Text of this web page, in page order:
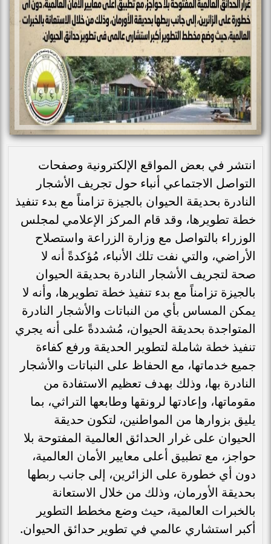
انتشر في بعض المواقع الإلكترونية وصفحات
التواصل الاجتماعي أنباء حول تجريف الأشجار
النادرة بحديقة الحيوان بالجيزة تزامناً مع بدء تنفيذ
خطة تطويرها، وقد قام المركز الإعلامي لمجلس
الوزراء بالتواصل مع وزارة الزراعة واستصلاح
الأراضي، والتي نفت تلك الأنباء، مُؤكدةً أنه لا
صحة لتجريف الأشجار النادرة بحديقة الحيوان
بالجيزة تزامناً مع بدء تنفيذ خطة تطويرها، وأنه لا
يمكن المساس بأي من النباتات والأشجار النادرة
المتواجدة بحديقة الحيوان، مُشددةً على أنه يجري
تنفيذ خطة شاملة لتطوير الحديقة ورفع كفاءة
جميع خدماتها، مع الحفاظ على النباتات والأشجار
النادرة بها، وذلك بهدف تعظيم الاستفادة من
مقوماتها، وإعادتها لرونقها وطابعها التراثي، بما
يليق بزوارها من المواطنين، لتكون حديقة
الحيوان على غرار الحدائق العالمية المفتوحة بلا
حواجز، مع تطبيق أعلى معايير الأمان العالمية،
دون أي خطورة على الزائرين، إلى جانب ربطها
بحديقة الأورمان، وذلك من خلال الاستعانة
بالخبرات العالمية، حيث وضع مخطط التطوير
أكبر استشاري عالمي في تطوير حدائق الحيوان.